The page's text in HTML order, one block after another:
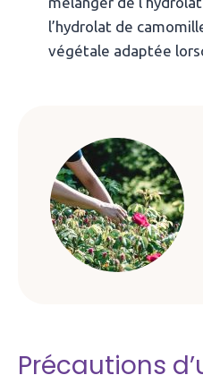
l’hydrolat de
végétale adaptée
Précautions